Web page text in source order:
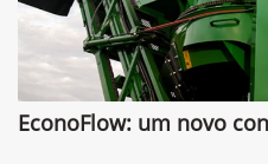
EconoFlow: um novo